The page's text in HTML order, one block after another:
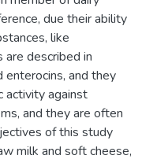
due their ability
like
are described in
enterocins, and they
activity against
and they are often
of this study
milk and soft cheese,